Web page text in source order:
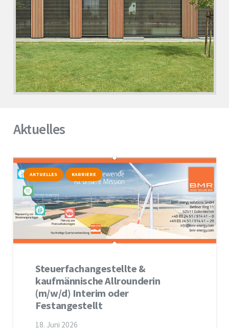
Aktuelles
AKTUELLES KARRIERE
Steuerfachangestellte &
kaufmännische Allrounderin
(m/w/d) Interim oder
Festangestellt
18. Juni 2026